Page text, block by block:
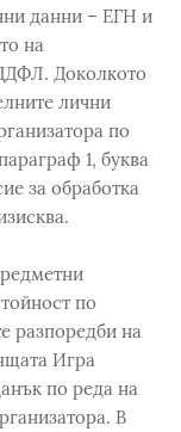
данни – ЕГН и
на
Доколкото
лични
по
1, буква
за обработка
по
разпоредби на
Игра
по реда на
В